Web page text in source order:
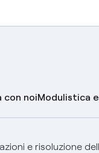
con noiModulistica
e risoluzione